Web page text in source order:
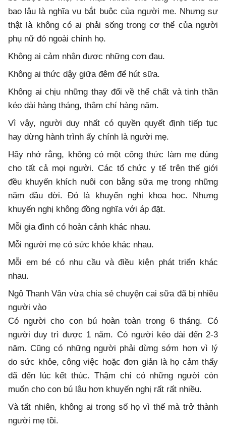
bao lâu là nghĩa vụ bắt buộc của người mẹ. Nhưng sự
thật là không có ai phải sống trong cơ thể của người
phụ nữ đó ngoài chính họ.
Không ai cảm nhận được những cơn đau.
Không ai thức dậy giữa đêm để hút sữa.
Không ai chịu những thay đổi về thể chất và tinh thần
kéo dài hàng tháng, thậm chí hàng năm.
Vì vậy, người duy nhất có quyền quyết định tiếp tục
hay dừng hành trình ấy chính là người mẹ.
Hãy nhớ rằng, không có một công thức làm mẹ đúng
cho tất cả mọi người. Các tổ chức y tế trên thế giới
đều khuyến khích nuôi con bằng sữa mẹ trong những
năm đầu đời. Đó là khuyến nghị khoa học. Nhưng
khuyến nghị không đồng nghĩa với áp đặt.
Mỗi gia đình có hoàn cảnh khác nhau.
Mỗi người mẹ có sức khỏe khác nhau.
Mỗi em bé có nhu cầu và điều kiện phát triển khác
nhau.
Ngô Thanh Vân vừa chia sẻ chuyện cai sữa đã bị nhiều
người vào
Có người cho con bú hoàn toàn trong 6 tháng. Có
người duy trì được 1 năm. Có người kéo dài đến 2-3
năm. Cũng có những người phải dừng sớm hơn vì lý
do sức khỏe, công việc hoặc đơn giản là họ cảm thấy
đã đến lúc kết thúc. Thậm chí có những người còn
muốn cho con bú lâu hơn khuyến nghị rất rất nhiều.
Và tất nhiên, không ai trong số họ vì thế mà trở thành
người mẹ tồi.